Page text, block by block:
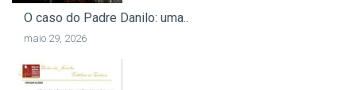
O caso do Padre Danilo: uma..
maio 29, 2026